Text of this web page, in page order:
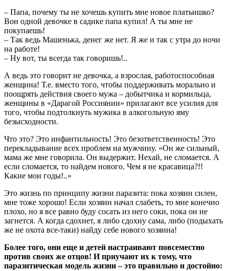
– Папа, почему ты не хочешь купить мне новое платьишко?
Вон одной девочке в садике папа купил! А ты мне не
покупаешь!
– Так ведь Машенька, денег же нет. Я же и так с утра до ночи
на работе!
– Ну вот, ты всегда так говоришь!..
А ведь это говорит не девочка, а взрослая, работоспособная
женщина! Т.е. вместо того, чтобы поддерживать морально и
поощрять действия своего мужа – добытчика и кормильца,
женщины в «Дарагой Россиянии» прилагают все усилия для
того, чтобы подтолкнуть мужика в алкогольную яму
безысходности.
Что это? Это инфантильность! Это безответственность! Это
перекладывание всех проблем на мужчину. «Он же сильный,
мама же мне говорила. Он выдержит. Нехай, не сломается. А
если сломается, то найдем нового. Чем я не красавица?!!
Какие мои годы!..»
Это жизнь по принципу жизни паразита: пока хозяин силен,
мне тоже хорошо! Если хозяин начал слабеть, то мне конечно
плохо, но я все равно буду сосать из него соки, пока он не
загнется. А когда сдохнет, я либо сдохну сама, либо (подыхать
же не охота все-таки) найду себе нового хозяина!
Более того, они еще и детей настраивают повсеместно
против своих же отцов! И приучают их к тому, что
паразитическая модель жизни – это правильно и достойно: